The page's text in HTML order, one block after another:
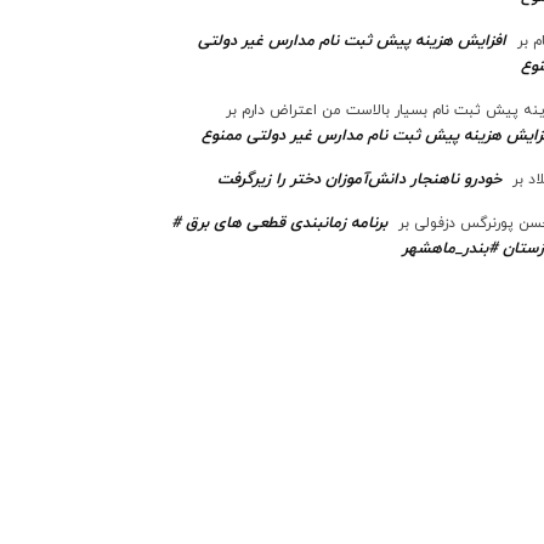
بر
افزایش هزینه پیش ثبت نام مدارس غیر دولتی
پیش ثبت نام بسیار بالاست من اعتراض دارم بر
هزینه پیش ثبت نام مدارس غیر دولتی ممنوع
بر خودرو ناهنجار دانش‌آموزان دختر را زیرگرفت
پورنرگس دزفولی بر
برنامه زمانبندی قطعی های برق #
#بندر_ماهشهر